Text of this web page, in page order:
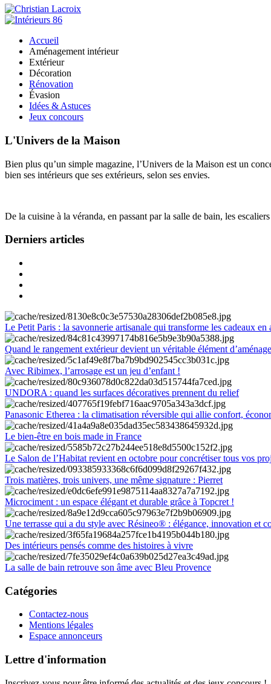
Accueil
Aménagement intérieur
Extérieur
Décoration
Rénovation
Évasion
Idées & Astuces
Jeux concours
L'Univers de la Maison
Bien plus qu’un simple magazine, l’Univers de la Maison est un
bien ses intérieurs que ses extérieurs, selon ses envies.
De la cuisine à la véranda, en passant par la salle de bain, les
Derniers articles
Le Petit Paris : la savonnerie artisanale qui transforme les cadeaux en
Quand le rangement extérieur devient un véritable élément
Avec Ribimex, l’arrosage est un jeu d’enfant !
UNDORA : quand les surfaces décoratives prennent du relief
Panasonic Etherea : la climatisation réversible qui allie confort,
Le bien-être en bois made in France
Le Salon de l’Habitat revient en octobre pour concrétiser tous vos
Trois matières, trois univers, une même signature : Pierret
Microciment : un espace élégant et durable grâce à Topcret !
Une terrasse qui a du style avec Résineo® : élégance, innovation et
Des intérieurs pensés comme des histoires à vivre
La salle de bain retrouve son âme avec Bleu Provence
Catégories
Contactez-nous
Mentions légales
Espace annonceurs
Lettre d'information